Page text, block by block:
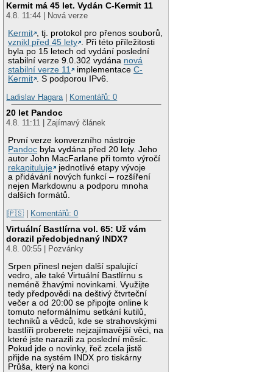
Kermit má 45 let. Vydán C-Kermit 11
4.8. 11:44 | Nová verze
Kermit , tj. protokol pro přenos souborů,
vznikl před 45 lety . Při této příležitosti
byla po 15 letech od vydání poslední
stabilní verze 9.0.302 vydána nová
stabilní verze 11
implementaceC-
Kermit . S podporou IPv6.
Ladislav Hagara | Komentářů: 0
20 let Pandoc
4.8. 11:11 | Zajímavý článek
První verze konverzního nástroje
Pandoc byla vydána před 20 lety. Jeho
autor John MacFarlane při tomto výročí
rekapituluje
jednotlivé etapy vývoje
a přidávání nových funkcí – rozšíření
nejen Markdownu a podporu mnoha
dalších formátů.
|🇵🇸 | Komentářů: 0
Virtuální Bastlírna vol. 65: Už vám
dorazil předobjednaný INDX?
4.8. 00:55 | Pozvánky
Srpen přinesl nejen další spalující
vedro, ale také Virtuální Bastlírnu s
neméně žhavými novinkami. Využijte
tedy předpovědi na deštivý čtvrteční
večer a od 20:00 se připojte online k
tomuto neformálnímu setkání kutilů,
techniků a vědců, kde se strahovskými
bastlíři proberete nejzajímavější věci, na
které jste narazili za poslední měsíc.
Pokud jde o novinky, řeč zcela jistě
přijde na systém INDX pro tiskárny
Průša, který na konci